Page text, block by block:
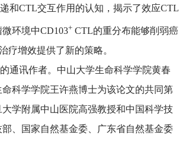
CTL交互作用的认知，揭示了效应CTL
环境中CD103+ CTL的重分布能够削弱癌
疗增效提供了新的策略。
讯作者。中山大学生命科学学院黄春
科学学院王许燕博士为该论文的共同第
学附属中山医院高强教授和中国科学技
、国家自然基金委、广东省自然基金委